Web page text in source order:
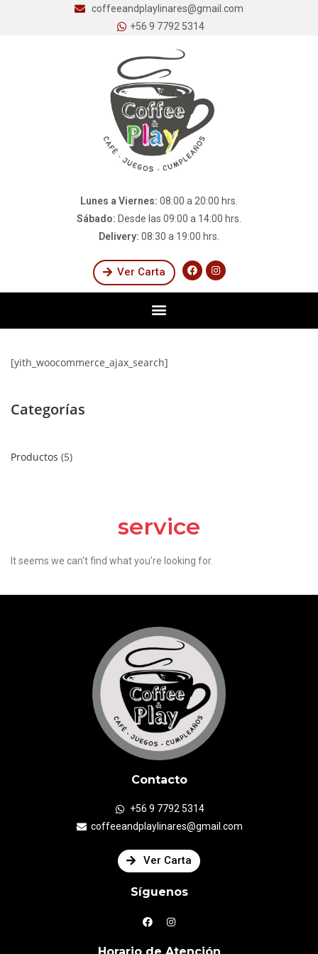
coffeeandplaylinares@gmail.com
+56 9 7792 5314
Lunes a Viernes: 08:00 a 20:00 hrs.
Sábado: Desde las 09:00 a 14:00 hrs.
Delivery: 08:30 a 19:00 hrs.
Ver Carta
[yith_woocommerce_ajax_search]
Categorías
Productos 5
service
It seems we can't find what you're looking for.
Contacto
+56 9 7792 5314
coffeeandplaylinares@gmail.com
Ver Carta
Síguenos